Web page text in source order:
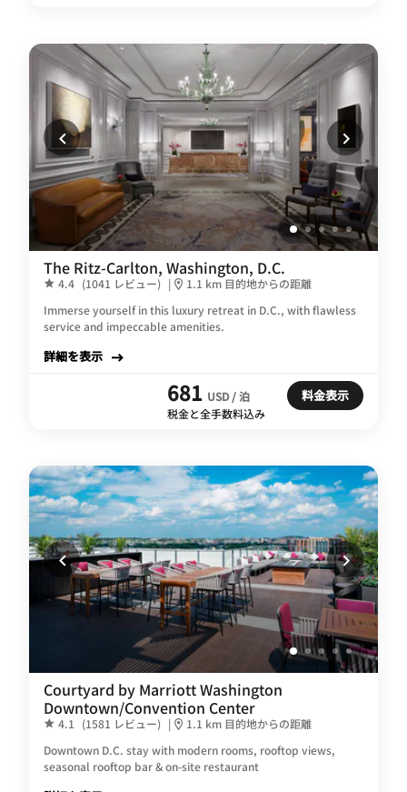
The Ritz-Carlton, Washington, D.C.
4.4 (1041 レビュー) |
1.1 km 目的地からの距離
Immerse yourself in this luxury retreat in D.C., with flawless
service and impeccable amenities.
詳細を表示
681 USD / 泊
税金と全手数料込み
料金表示
Courtyard by Marriott Washington
Downtown/Convention Center
4.1 (1581 レビュー) |
1.1 km 目的地からの距離
Downtown D.C. stay with modern rooms, rooftop views,
seasonal rooftop bar & on-site restaurant